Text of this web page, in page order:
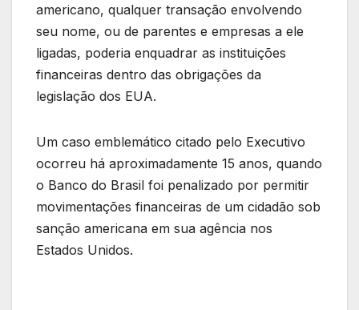
americano, qualquer transação envolvendo
seu nome, ou de parentes e empresas a ele
ligadas, poderia enquadrar as instituições
financeiras dentro das obrigações da
legislação dos EUA.
Um caso emblemático citado pelo Executivo
ocorreu há aproximadamente 15 anos, quando
o Banco do Brasil foi penalizado por permitir
movimentações financeiras de um cidadão sob
sanção americana em sua agência nos
Estados Unidos.